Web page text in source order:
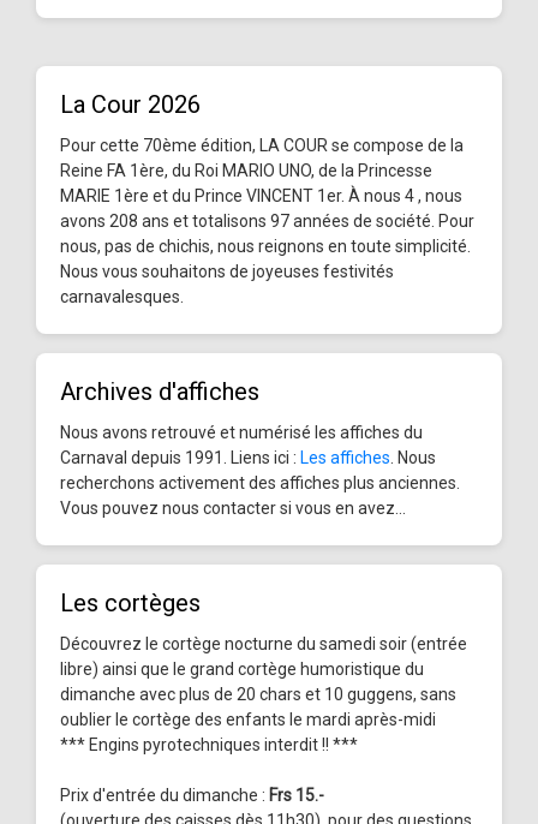
La Cour 2026
Pour cette 70ème édition, LA COUR se compose de la
Reine FA 1ère, du Roi MARIO UNO, de la Princesse
MARIE 1ère et du Prince VINCENT 1er. À nous 4 , nous
avons 208 ans et totalisons 97 années de société. Pour
nous, pas de chichis, nous reignons en toute simplicité.
Nous vous souhaitons de joyeuses festivités
carnavalesques.
Archives d'affiches
Nous avons retrouvé et numérisé les affiches du
Carnaval depuis 1991. Liens ici : Les affiches . Nous
recherchons activement des affiches plus anciennes.
Vous pouvez nous contacter si vous en avez...
Les cortèges
Découvrez le cortège nocturne du samedi soir (entrée
libre) ainsi que le grand cortège humoristique du
dimanche avec plus de 20 chars et 10 guggens, sans
oublier le cortège des enfants le mardi après-midi
*** Engins pyrotechniques interdit !! ***
Prix d'entrée du dimanche : Frs 15.-